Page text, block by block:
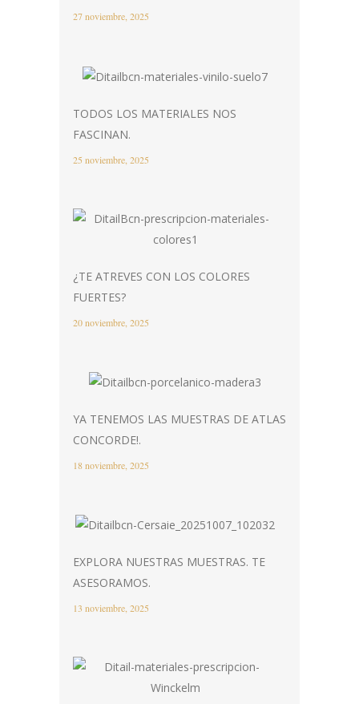
27 noviembre, 2025
TODOS LOS MATERIALES NOS
FASCINAN.
25 noviembre, 2025
¿TE ATREVES CON LOS COLORES
FUERTES?
20 noviembre, 2025
YA TENEMOS LAS MUESTRAS DE ATLAS
CONCORDE!.
18 noviembre, 2025
EXPLORA NUESTRAS MUESTRAS. TE
ASESORAMOS.
13 noviembre, 2025